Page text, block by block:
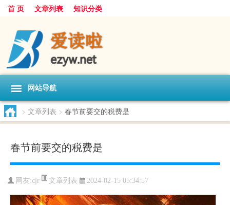
首 页 文章列表 知识分类
网站导航
> 文章列表 > 春节前要交的税费是
春节前要交的税费是
网友:cjr 文章列表 2024-02-15 05:34:57